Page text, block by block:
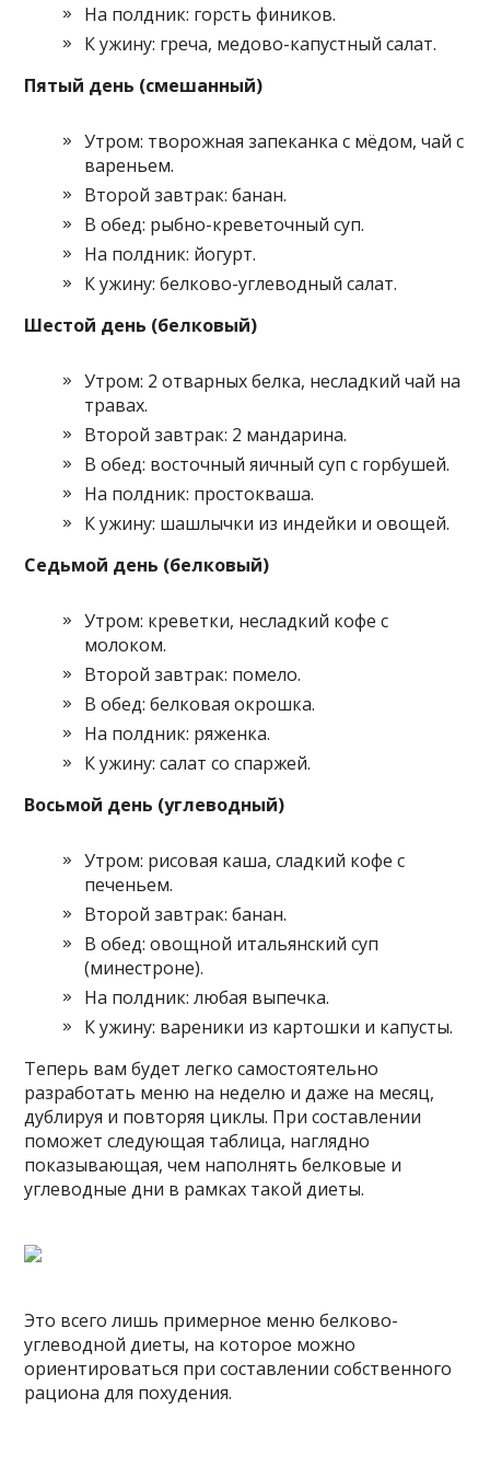
На полдник: горсть фиников.
К ужину: греча, медово-капустный салат.
Пятый день (смешанный)
Утром: творожная запеканка с мёдом, чай с
вареньем.
Второй завтрак: банан.
В обед: рыбно-креветочный суп.
На полдник: йогурт.
К ужину: белково-углеводный салат.
Шестой день (белковый)
Утром: 2 отварных белка, несладкий чай на
травах.
Второй завтрак: 2 мандарина.
В обед: восточный яичный суп с горбушей.
На полдник: простокваша.
К ужину: шашлычки из индейки и овощей.
Седьмой день (белковый)
Утром: креветки, несладкий кофе с
молоком.
Второй завтрак: помело.
В обед: белковая окрошка.
На полдник: ряженка.
К ужину: салат со спаржей.
Восьмой день (углеводный)
Утром: рисовая каша, сладкий кофе с
печеньем.
Второй завтрак: банан.
В обед: овощной итальянский суп
(минестроне).
На полдник: любая выпечка.
К ужину: вареники из картошки и капусты.
Теперь вам будет легко самостоятельно
разработать меню на неделю и даже на месяц,
дублируя и повторяя циклы. При составлении
поможет следующая таблица, наглядно
показывающая, чем наполнять белковые и
углеводные дни в рамках такой диеты.
Это всего лишь примерное меню белково-
углеводной диеты, на которое можно
ориентироваться при составлении собственного
рациона для похудения.